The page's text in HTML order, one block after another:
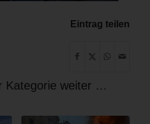
Eintrag teilen
Kategorie weiter …